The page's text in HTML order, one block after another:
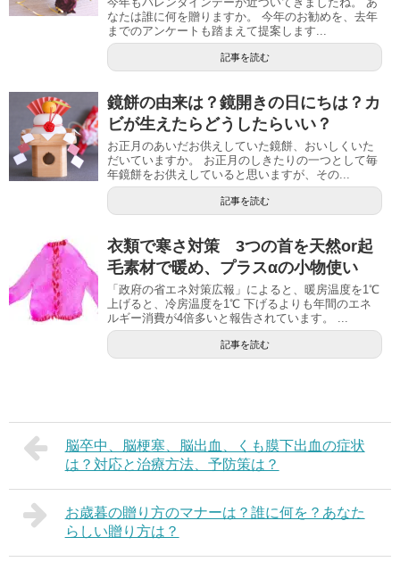
なたは誰に何を贈りますか。 今年のお勧めを、去年
までのアンケートも踏まえて提案します...
記事を読む
鏡餅の由来は？鏡開きの日にちは？カ
ビが生えたらどうしたらいい？
お正月のあいだお供えしていた鏡餅、おいしくいた
だいていますか。 お正月のしきたりの一つとして毎
年鏡餅をお供えしていると思いますが、その...
記事を読む
衣類で寒さ対策 3つの首を天然or起
毛素材で暖め、プラスαの小物使い
「政府の省エネ対策広報」によると、暖房温度を1℃
上げると、冷房温度を1℃ 下げるよりも年間のエネ
ルギー消費が4倍多いと報告されています。 ...
記事を読む
脳卒中、脳梗塞、脳出血、くも膜下出血の症状
は？対応と治療方法、予防策は？
お歳暮の贈り方のマナーは？誰に何を？あなた
らしい贈り方は？